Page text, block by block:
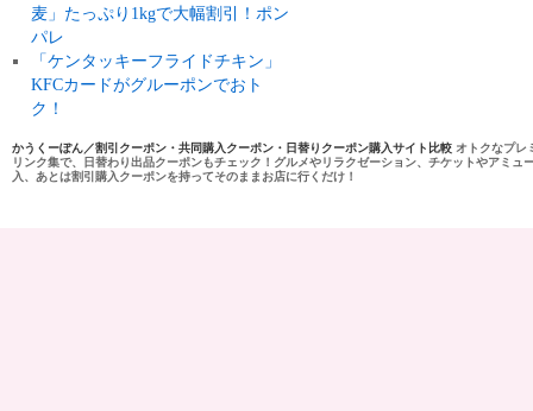
麦」たっぷり1kgで大幅割引！ポン
パレ
「ケンタッキーフライドチキン」
KFCカードがグルーポンでおト
ク！
かうくーぽん／割引クーポン・共同購入クーポン・日替りクーポン購入サイト比較 オトクなプレ
リンク集で、日替わり出品クーポンもチェック！グルメやリラクゼーション、チケットやアミ
入、あとは割引購入クーポンを持ってそのままお店に行くだけ！